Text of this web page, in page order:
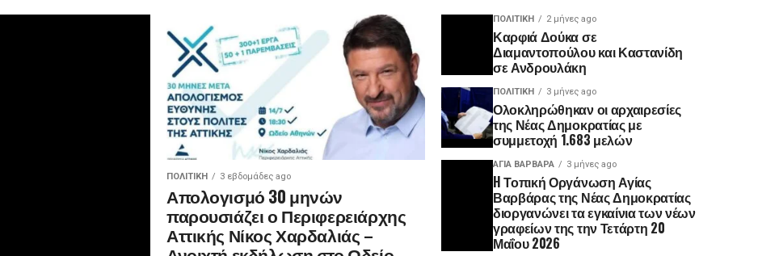
ΠΟΛΙΤΙΚΉ 3 εβδομάδες ago
Απολογισμό 30 μηνών
παρουσιάζει ο Περιφερειάρχης
Αττικής Νίκος Χαρδαλιάς –
ΠΟΛΙΤΙΚΉ 2 μήνες ago
Καρφιά Δούκα σε
Διαμαντοπούλου και Καστανίδη
σε Ανδρουλάκη
ΠΟΛΙΤΙΚΉ 3 μήνες ago
Ολοκληρώθηκαν οι αρχαιρεσίες
της Νέας Δημοκρατίας με
συμμετοχή 1.683 μελών
ΑΓΙΑ ΒΑΡΒΑΡΑ 3 μήνες ago
H Τοπική Οργάνωση Αγίας
Βαρβάρας της Νέας Δημοκρατίας
διοργανώνει τα εγκαίνια των νέων
γραφείων της την Τετάρτη 20
Μαΐου 2026